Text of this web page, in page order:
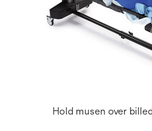
Hold musen over